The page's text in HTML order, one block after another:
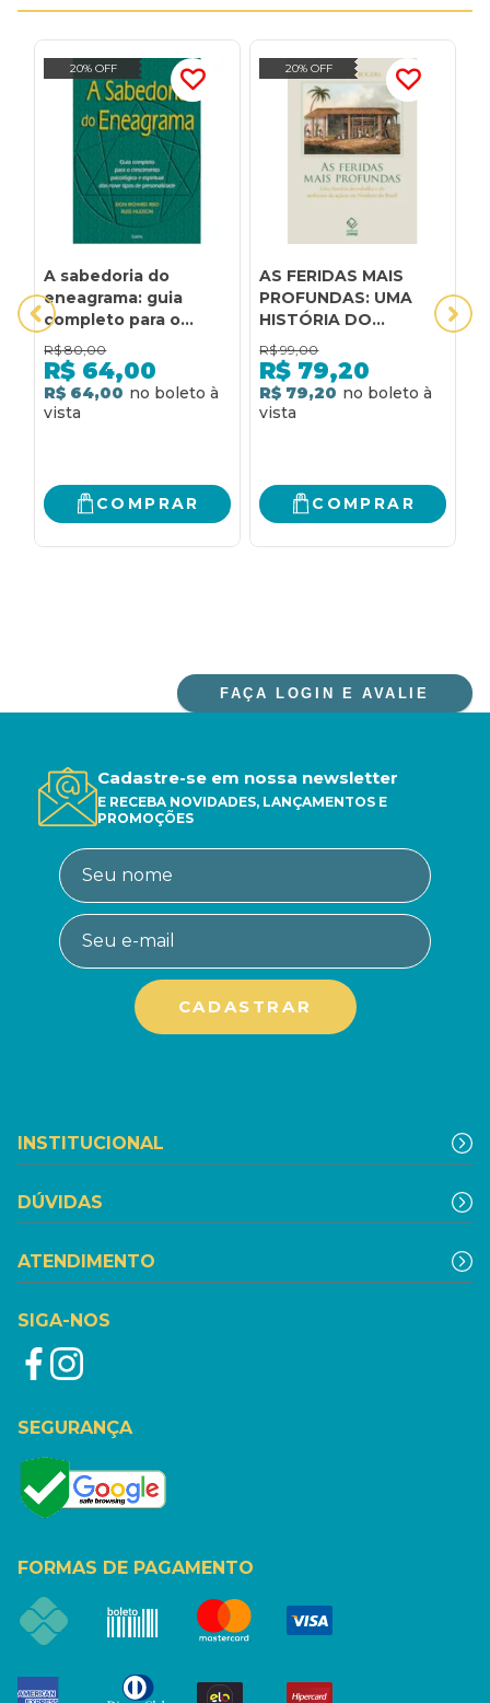
20% OFF
A sabedoria do
eneagrama: guia
completo para o
crescimento
psicológico e
espiritual dos nove
tipos de
R$ 80,00
R$ 64,00
R$ 64,00
COMPRAR
20% OFF
AS FERIDAS MAIS
PROFUNDAS: UMA
HISTÓRIA DO
TRABALHO E DO
AMBIENTE DO
AÇÚCAR NO
NORDESTE DO
R$ 99,00
R$ 79,20
R$ 79,20
COMPRAR
FAÇA LOGIN E AVALIE
Cadastre-se em nossa newsletter
E RECEBA NOVIDADES, LANÇAMENTOS E
PROMOÇÕES
INSTITUCIONAL
DÚVIDAS
ATENDIMENTO
SIGA-NOS
SEGURANÇA
FORMAS DE PAGAMENTO